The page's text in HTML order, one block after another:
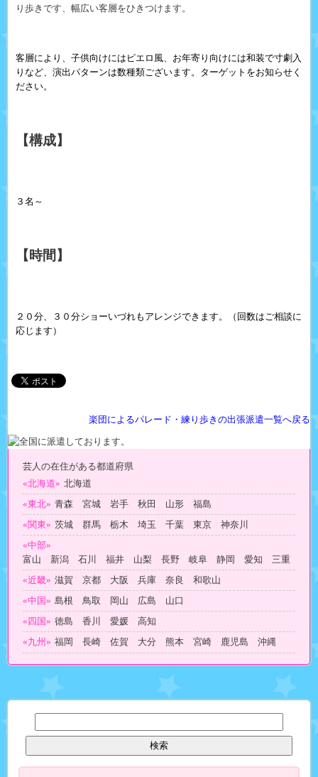
り歩きです、幅広い客層をひきつけます。
客層により、子供向けにはピエロ風、お年寄り向けには和装で寸劇入
りなど、演出パターンは数種類ございます。ターゲットをお知らせく
ださい。
【構成】
３名～
【時間】
２０分、３０分ショーいづれもアレンジできます。（回数はご相談に
応じます）
楽団によるパレード・練り歩きの出張派遣一覧へ戻る
芸人の在住がある都道府県
«北海道» 北海道
«東北» 青森 宮城 岩手 秋田 山形 福島
«関東» 茨城 群馬 栃木 埼玉 千葉 東京 神奈川
«中部»
富山 新潟 石川 福井 山梨 長野 岐阜 静岡 愛知 三重
«近畿» 滋賀 京都 大阪 兵庫 奈良 和歌山
«中国» 島根 鳥取 岡山 広島 山口
«四国» 徳島 香川 愛媛 高知
«九州» 福岡 長崎 佐賀 大分 熊本 宮崎 鹿児島 沖縄